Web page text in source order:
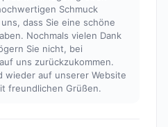
Schmuck
dass Sie eine schöne
Nochmals vielen Dank
Sie nicht, bei
uns zurückzukommen.
wieder auf unserer Website
freundlichen Grüßen.